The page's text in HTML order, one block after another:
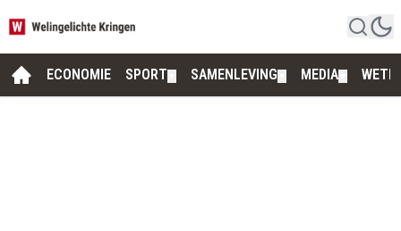
ECONOMIE SPORT SAMENLEVING MEDIA